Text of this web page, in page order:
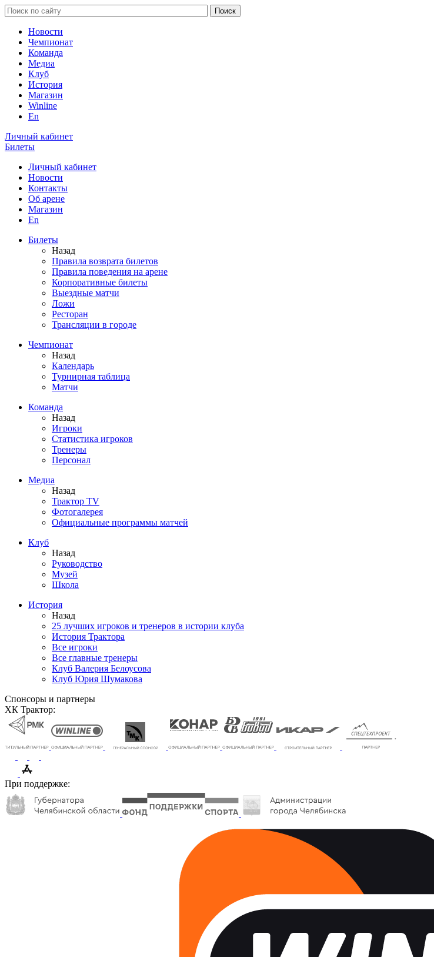
Новости
Чемпионат
Команда
Медиа
Клуб
История
Магазин
Winline
En
Личный кабинет
Билеты
Личный кабинет
Новости
Контакты
Об арене
Магазин
En
Билеты
Назад
Правила возврата билетов
Правила поведения на арене
Корпоративные билеты
Выездные матчи
Ложи
Ресторан
Трансляции в городе
Чемпионат
Назад
Календарь
Турнирная таблица
Матчи
Команда
Назад
Игроки
Статистика игроков
Тренеры
Персонал
Медиа
Назад
Трактор TV
Фотогалерея
Официальные программы матчей
Клуб
Назад
Руководство
Музей
Школа
История
Назад
25 лучших игроков и тренеров в истории клуба
История Трактора
Все игроки
Все главные тренеры
Клуб Валерия Белоусова
Клуб Юрия Шумакова
Спонсоры и партнеры
ХК Трактор:
При поддержке: